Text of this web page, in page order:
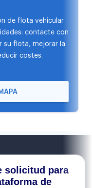
de flota vehicular
contacte con
su flota, mejorar la
costes.